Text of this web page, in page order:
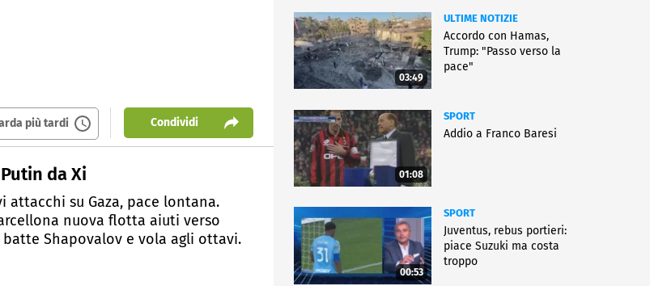
più tardi Condividi
da Xi
attacchi su Gaza, pace lontana.
nuova flotta aiuti verso
batte Shapovalov e vola agli ottavi.
03:49
ULTIME NOTIZIE
Accordo con Hamas,
Trump: "Passo verso la
pace"
01:08
SPORT
Addio a Franco Baresi
00:53
SPORT
Juventus, rebus portieri:
piace Suzuki ma costa
troppo